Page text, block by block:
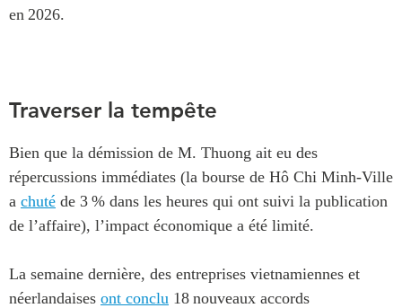
RÉSEAUX
ABLAC
ABAC
APEC
PECC
CSCAP
en 2026.
Traverser la tempête
Bien que la démission de M. Thuong ait eu des
répercussions immédiates (la bourse de Hô Chi Minh-Ville
a chuté de 3 % dans les heures qui ont suivi la publication
de l’affaire), l’impact économique a été limité.
La semaine dernière, des entreprises vietnamiennes et
néerlandaises ont conclu 18 nouveaux accords